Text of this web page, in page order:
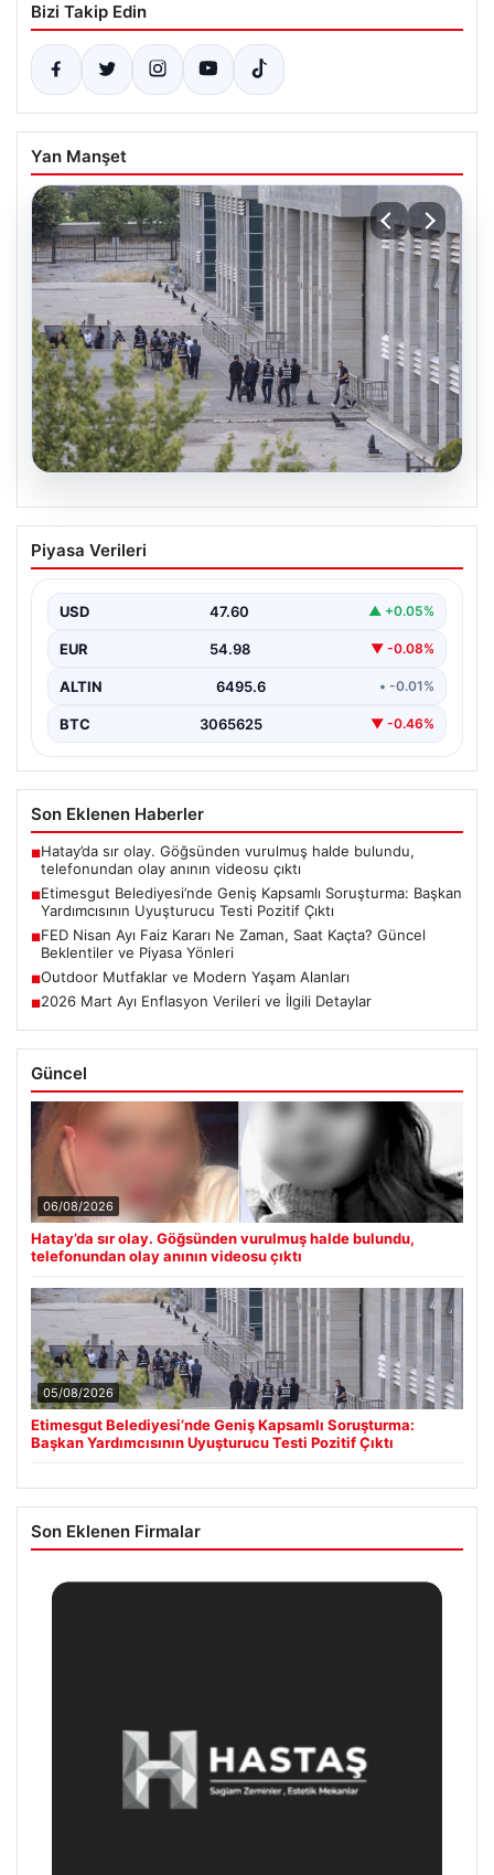
Bizi Takip Edin
Yan Manşet
Etimesgut Belediyesi’nde Geniş
Kapsamlı Soruşturma: Başkan
Çıktı
Ankara'nın Etimesgut ilçesinde yer alan belediyeye
yönelik yürütülen kapsamlı bir soruşturmanın son
Piyasa Verileri
USD 47.60 ▲ +0.05%
EUR 54.98 ▼ -0.08%
ALTIN 6495.6 • -0.01%
BTC 3065625 ▼ -0.46%
Son Eklenen Haberler
■Hatay’da sır olay. Göğsünden vurulmuş halde bulundu,
telefonundan olay anının videosu çıktı
■Etimesgut Belediyesi’nde Geniş Kapsamlı Soruşturma: Başkan
Yardımcısının Uyuşturucu Testi Pozitif Çıktı
■FED Nisan Ayı Faiz Kararı Ne Zaman, Saat Kaçta? Güncel
Beklentiler ve Piyasa Yönleri
■Outdoor Mutfaklar ve Modern Yaşam Alanları
■2026 Mart Ayı Enflasyon Verileri ve İlgili Detaylar
Güncel
06/08/2026
Hatay’da sır olay. Göğsünden vurulmuş halde bulundu,
telefonundan olay anının videosu çıktı
05/08/2026
Etimesgut Belediyesi’nde Geniş Kapsamlı Soruşturma:
Başkan Yardımcısının Uyuşturucu Testi Pozitif Çıktı
Son Eklenen Firmalar